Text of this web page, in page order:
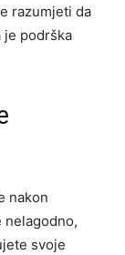
razumjeti da
je podrška
nakon
nelagodno,
svoje